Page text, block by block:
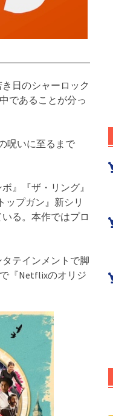
日のシャーロック
であることが分っ
呪いに至るまで
』『ザ・リング』
ップガン』新シリ
る。本作ではプロ
テインメントで脚
『Netflixのオリジ